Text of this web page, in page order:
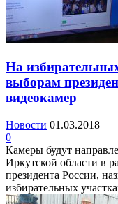
На
выборам
видеокамер
Новости 01.03.2018
0
Камеры будут
Иркутской области в
президента России,
избирательных